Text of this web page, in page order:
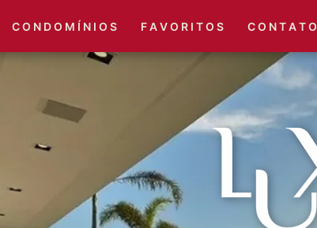
(51) 3416-6660
C O N D O M Í N I O S F A V O R I T O S C O N T A T O